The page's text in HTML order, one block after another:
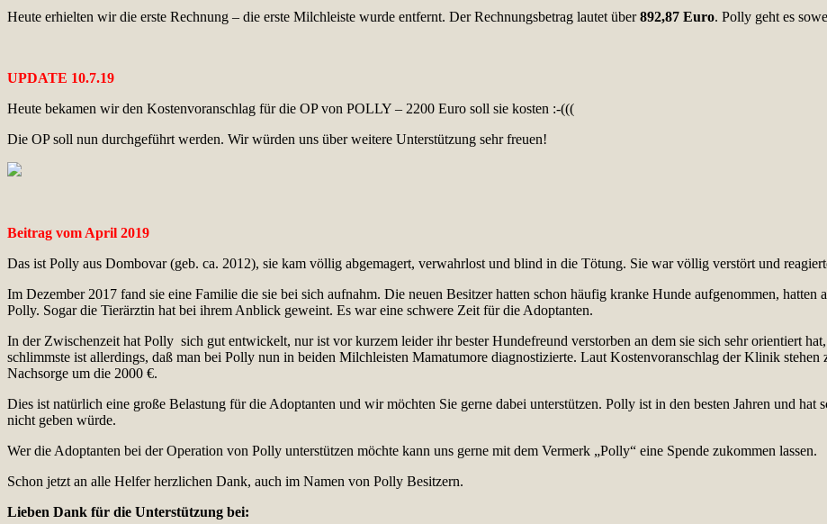
Heute erhielten wir die erste Rechnung – die erste Milchleiste wurde entfernt. Der Rechnungsbetrag lautet über892,87 Euro. Polly geht es
UPDATE 10.7.19
Heute bekamen wir den Kostenvoranschlag für die OP von POLLY – 2200 Euro soll sie kosten :-(((
Die OP soll nun durchgeführt werden. Wir würden uns über weitere Unterstützung sehr freuen!
Beitrag vom April 2019
Das ist Polly aus Dombovar (geb. ca. 2012), sie kam völlig abgemagert, verwahrlost und blind in die Tötung. Sie war völlig verstört und
Im Dezember 2017 fand sie eine Familie die sie bei sich aufnahm. Die neuen Besitzer hatten schon häufig kranke Hunde aufgenommen, hatten
Polly. Sogar die Tierärztin hat bei ihrem Anblick geweint. Es war eine schwere Zeit für die Adoptanten.
In der Zwischenzeit hat Polly sich gut entwickelt, nur ist vor kurzem leider ihr bester Hundefreund verstorben an dem sie sich sehr orientiert
schlimmste ist allerdings, daß man bei Polly nun in beiden Milchleisten Mamatumore diagnostizierte. Laut Kostenvoranschlag der Klinik stehen
Nachsorge um die 2000 €.
Dies ist natürlich eine große Belastung für die Adoptanten und wir möchten Sie gerne dabei unterstützen. Polly ist in den besten Jahren und
nicht geben würde.
Wer die Adoptanten bei der Operation von Polly unterstützen möchte kann uns gerne mit dem Vermerk „Polly“ eine Spende zukommen lassen.
Schon jetzt an alle Helfer herzlichen Dank, auch im Namen von Polly Besitzern.
Lieben Dank für die Unterstützung bei: